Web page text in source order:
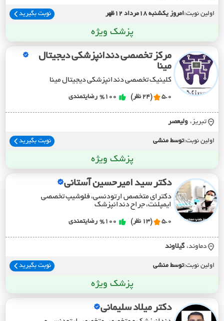
اولین نوبت:امروز یکشنبه 18مرداد 12ظهر نوبت بگیرید
پزشک ویژه
مرکز تخصصی دندانپزشکی دیجیتال
مینا
کلینیک تخصصی دندانپزشکی دیجیتال مینا
5.0 (24 نظر) %100 رضایتمندی
تبریز، وليعصر
اولین نوبت:توسط منشی نوبت بگیرید
پزشک ویژه
دکتر سید امیرحسین آستانی
دکترای متخصص ارتودنسی، فلوشیپ تخصصی
ایمپلنت، جراح دندانپزشک
5.0 (13 نظر) %100 رضایتمندی
دماوند، گيلاوند
اولین نوبت:توسط منشی نوبت بگیرید
پزشک ویژه
دکتر میلاد سلیمانی